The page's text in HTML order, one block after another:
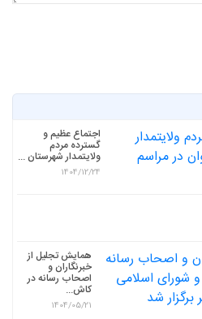
اجتماع عظیم و
گسترده مردم
ولایتمدار شهرستان ...
1404/12/24
همایش تجلیل از
خبرنگاران و
اصحاب رسانه در
کاش...
1404/05/21